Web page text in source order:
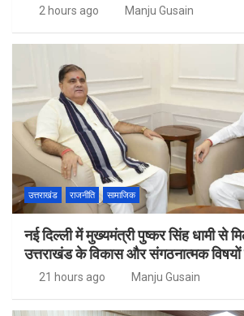
2 hours ago Manju Gusain
उत्तराखंड राजनीति सामाजिक
नई दिल्ली में मुख्यमंत्री पुष्कर सिंह धामी से
उत्तराखंड के विकास और संगठनात्मक विषयों
21 hours ago Manju Gusain